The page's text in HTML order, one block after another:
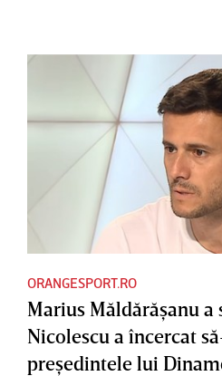
ORANGESPORT.RO
Marius Măldărăşanu a
Nicolescu a încercat
preşedintele lui